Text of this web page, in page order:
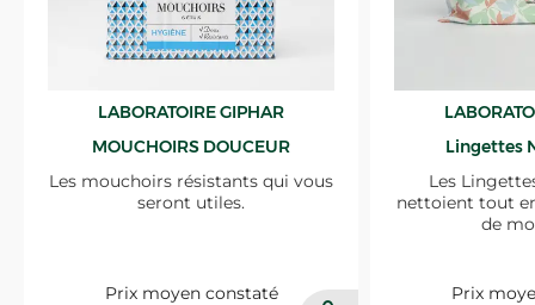
LABORATOIRE GIPHAR
MOUCHOIRS DOUCEUR
Les mouchoirs résistants qui vous
seront utiles.
Prix moyen constaté
Lingettes
Les
nettoient tout
de
Prix